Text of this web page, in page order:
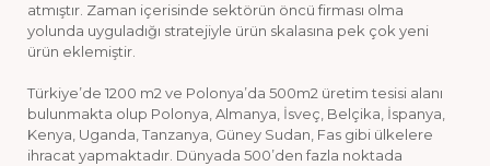
atmıştır. Zaman içerisinde sektörün öncü firması olma
yolunda uyguladığı stratejiyle ürün skalasına pek çok yeni
ürün eklemiştir.
Türkiye’de 1200 m2 ve Polonya’da 500m2 üretim tesisi alanı
bulunmakta olup Polonya, Almanya, İsveç, Belçika, İspanya,
Kenya, Uganda, Tanzanya, Güney Sudan, Fas gibi ülkelere
ihracat yapmaktadır. Dünyada 500’den fazla noktada